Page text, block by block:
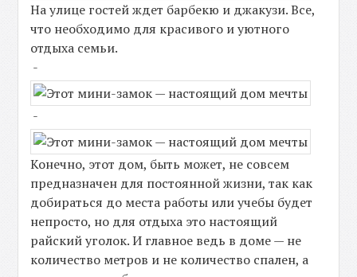
На улице гостей ждет барбекю и джакузи. Все,
что необходимо для красивого и уютного
отдыха семьи.
-
-
Конечно, этот дом, быть может, не совсем
предназначен для постоянной жизни, так как
добираться до места работы или учебы будет
непросто, но для отдыха это настоящий
райский уголок. И главное ведь в доме — не
количество метров и не количество спален, а